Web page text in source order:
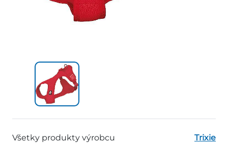
Všetky produkty výrobcu
Trixie